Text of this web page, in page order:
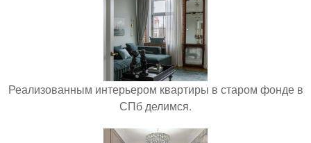
Реализованным интерьером квартиры в старом фонде в
СПб делимся.